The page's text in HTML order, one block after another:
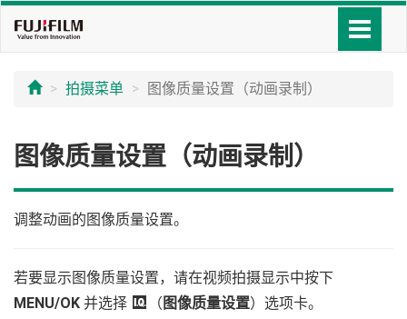
拍摄菜单 图像质量设置（动画录制）
图像质量设置（动画录制）
调整动画的图像质量设置。
若要显示图像质量设置，请在视频拍摄显示中按下
MENU/OK 并选择 H （ 图像质量设置）选项卡。